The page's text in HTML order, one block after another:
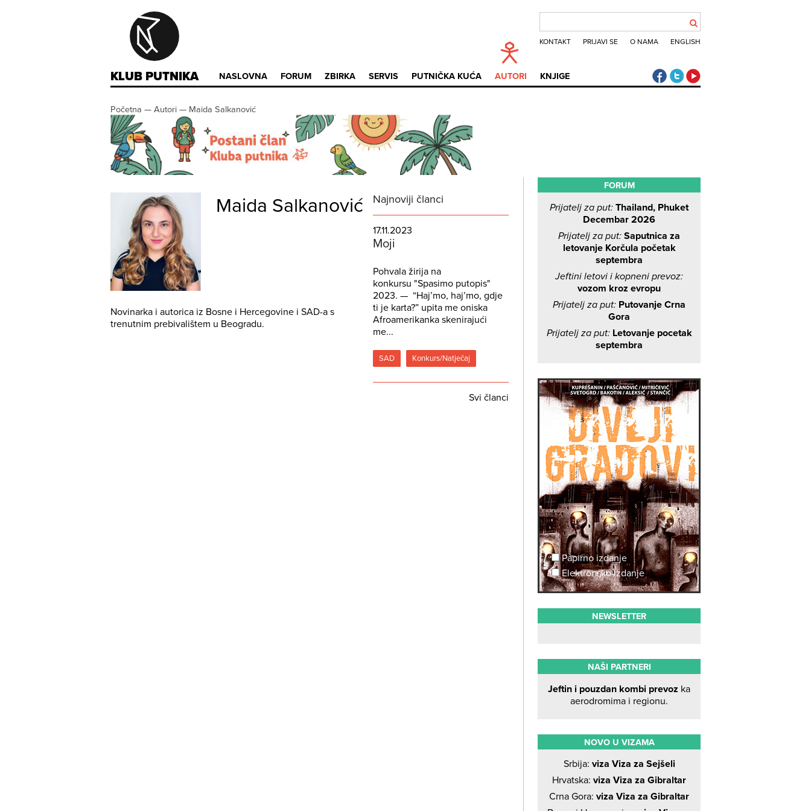
KLUB PUTNIKA
KONTAKT PRIJAVI SE O NAMA ENGLISH
NASLOVNA FORUM ZBIRKA SERVIS PUTNIČKA KUĆA AUTORI KNJIGE Klub putnika Facebook
Klub putnika Twitter
Početna — Autori — Maida Salkanović
Maida Salkanović
Novinarka i autorica iz Bosne i Hercegovine i SAD-a s
trenutnim prebivalištem u Beogradu.
Najnoviji članci
17.11.2023
Moji
Pohvala žirija na
konkursu "Spasimo putopis"
2023. — “Haj’mo, haj’mo, gdje
ti je karta?” upita me oniska
Afroamerikanka skenirajući
me...
SAD Konkurs/Natječaj
Svi članci
FORUM
Prijatelj za put: Thailand, Phuket
Decembar 2026
Prijatelj za put: Saputnica za
letovanje Korčula početak
septembra
Jeftini letovi i kopneni prevoz:
vozom kroz evropu
Prijatelj za put: Putovanje Crna
Gora
Prijatelj za put: Letovanje pocetak
septembra
Papirno izdanje
Elektronsko izdanje
NEWSLETTER
NAŠI PARTNERI
Jeftin i pouzdan kombi prevoz ka
aerodromima i regionu.
NOVO U VIZAMA
Srbija: viza Viza za Sejšeli
Hrvatska: viza Viza za Gibraltar
Crna Gora: viza Viza za Gibraltar